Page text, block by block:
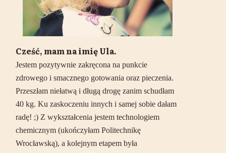
Cześć, mam na imię Ula.
Jestem pozytywnie zakręcona na punkcie
zdrowego i smacznego gotowania oraz pieczenia.
Przeszłam niełatwą i długą drogę zanim schudłam
40 kg. Ku zaskoczeniu innych i samej sobie dałam
radę! ;) Z wykształcenia jestem technologiem
chemicznym (ukończyłam Politechnikę
Wrocławską), a kolejnym etapem była